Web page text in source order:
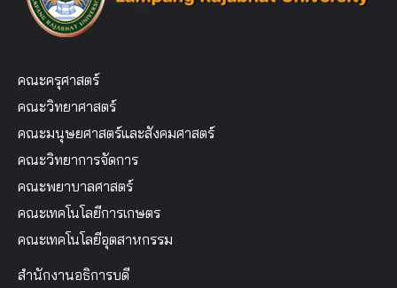
คณะครุศาสตร์
คณะวิทยาศาสตร์
คณะมนุษยศาสตร์และสังคมศาสตร์
คณะวิทยาการจัดการ
คณะพยาบาลศาสตร์
คณะเทคโนโลยีการเกษตร
คณะเทคโนโลยีอุตสาหกรรม
สำนักงานอธิการบดี